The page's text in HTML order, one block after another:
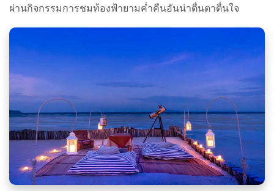
ผ่านกิจกรรมการชมท้องฟ้ายามค่ำคืนอันน่าตื่นตาตื่นใจ